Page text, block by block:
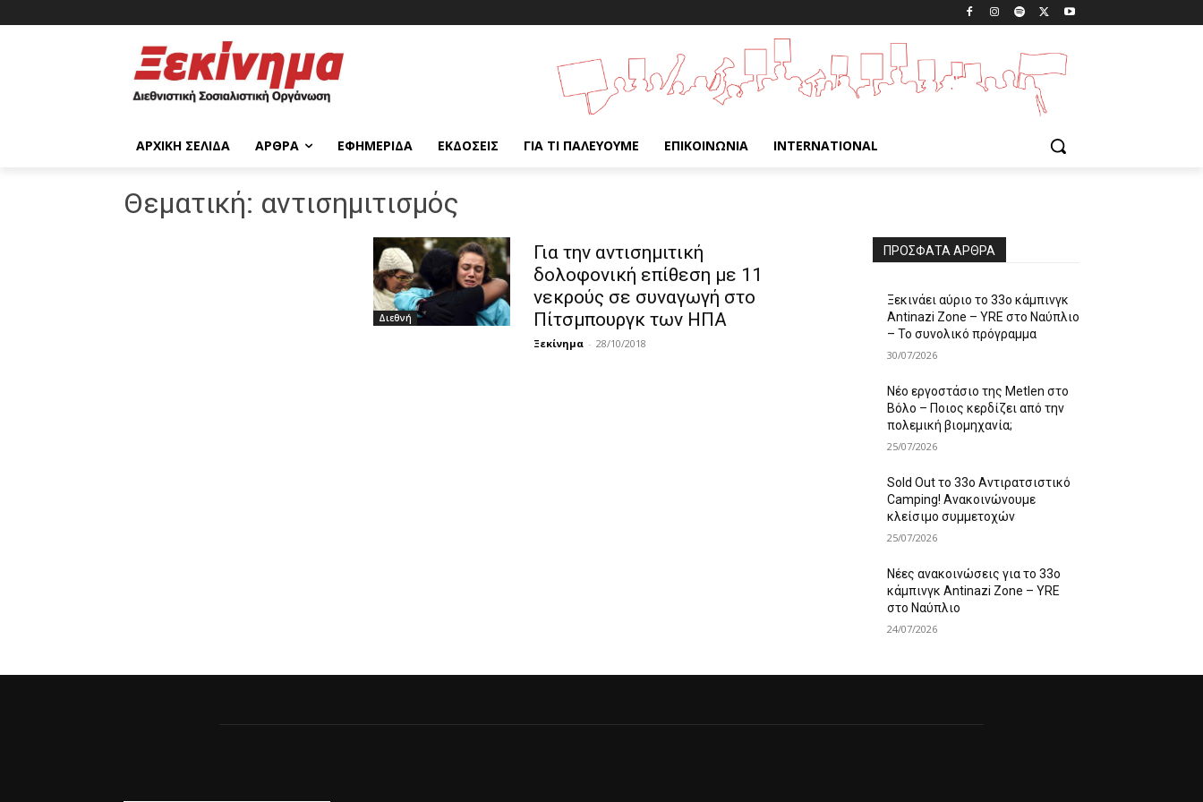
ΑΡΧΙΚΉ ΣΕΛΊΔΑ ΆΡΘΡΑ ΕΦΗΜΕΡΊΔΑ ΕΚΔΌΣΕΙΣ ΓΙΑ ΤΙ ΠΑΛΕΎΟΥΜΕ ΕΠΙΚΟΙΝΩΝΊΑ INTERNATIONAL
Θεματική: αντισημιτισμός
Διεθνή
Για την αντισημιτική
δολοφονική επίθεση με 11
νεκρούς σε συναγωγή στο
Πίτσμπουργκ των ΗΠΑ
Ξεκίνημα - 28/10/2018
ΠΡΌΣΦΑΤΑ ΆΡΘΡΑ
Ξεκινάει αύριο το 33ο κάμπινγκ
Antinazi Zone – YRE στο Ναύπλιο
– Το συνολικό πρόγραμμα
30/07/2026
Νέο εργοστάσιο της Metlen στο
Βόλο – Ποιος κερδίζει από την
πολεμική βιομηχανία;
25/07/2026
Sold Out το 33ο Αντιρατσιστικό
Camping! Ανακοινώνουμε
κλείσιμο συμμετοχών
25/07/2026
Νέες ανακοινώσεις για το 33ο
κάμπινγκ Antinazi Zone – YRE
στο Ναύπλιο
24/07/2026